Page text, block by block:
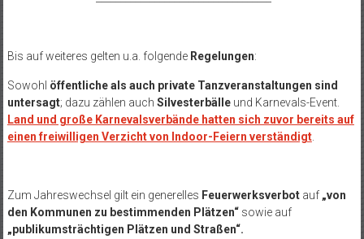
Bis auf weiteres gelten u.a. folgende Regelungen:
Sowohl öffentliche als auch private Tanzveranstaltungen sind
untersagt; dazu zählen auch Silvesterbälleund Karnevals-Event.
Land und große Karnevalsverbände hatten sich zuvor bereits auf
einen freiwilligen Verzicht von Indoor-Feiern verständigt.
Zum Jahreswechsel gilt ein generelles Feuerwerksverbotauf „von
den Kommunen zu bestimmenden Plätzen“sowie auf
„publikumsträchtigen Plätzen und Straßen“.